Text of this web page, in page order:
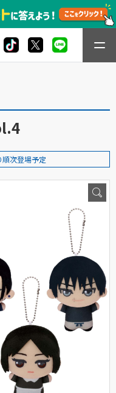
次登場予定